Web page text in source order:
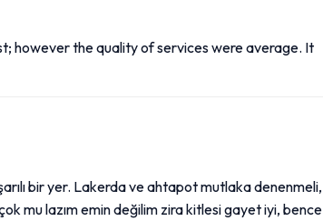
however the quality of services were average. It
bir yer. Lakerda ve ahtapot mutlaka denenmeli,
mu lazım emin değilim zira kitlesi gayet iyi, bence